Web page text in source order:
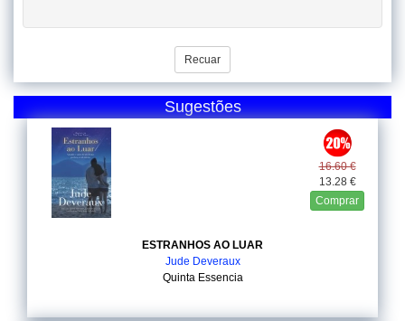
Recuar
Sugestões
16.60 €
13.28 €
Comprar
ESTRANHOS AO LUAR
Jude Deveraux
Quinta Essencia